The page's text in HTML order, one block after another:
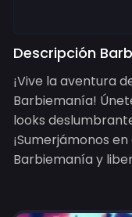
Descripción
¡Vive la aventura
Barbiemanía!
looks
¡Sumerjámonos
Barbiemanía y